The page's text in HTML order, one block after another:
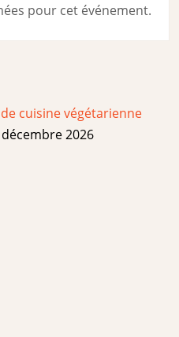
pour cet événement.
cuisine végétarienne
2026